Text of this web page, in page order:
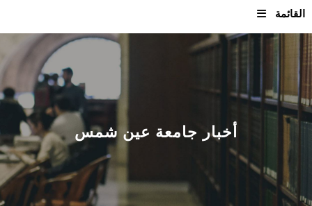
القائمة
الرئيسيـة
عن الجامعة
القطاعـات
الشئون الأكاديمية
أخبار جامعة عين شمس